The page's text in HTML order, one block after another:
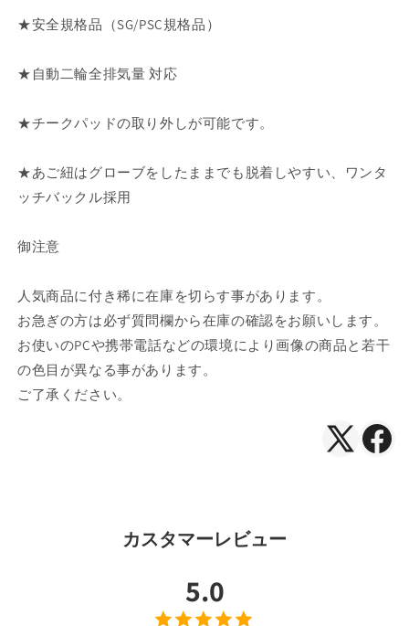
ー
ノ
タ
ッ
ク
GT-
ト
ロ
の
数
量
ー
ノ
タ
ッ
ク
ト
ロ
の
数
★安全規格品（SG/PSC規格品）
★自動二輪全排気量 対応
★チークパッドの取り外しが可能です。
★あご紐はグローブをしたままでも脱着しやすい、ワンタ
ッチバックル採用
御注意
人気商品に付き稀に在庫を切らす事があります。
お急ぎの方は必ず質問欄から在庫の確認をお願いします。
お使いのPCや携帯電話などの環境により画像の商品と若干
の色目が異なる事があります。
ご了承ください。
X（Twitter
カスタマーレビュー
5.0